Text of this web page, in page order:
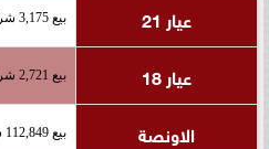
عيار 21 بيع 3,175 شراء 3,225
عيار 18 بيع 2,721 شراء 2,764
الاونصة بيع 112,849 شراء 114,626